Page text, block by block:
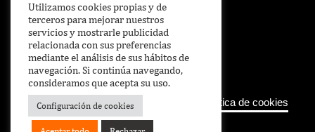
Aviso legal– Política de Privacidad Política de cookies
Utilizamos cookies propias y de
terceros para mejorar nuestros
servicios y mostrarle publicidad
relacionada con sus preferencias
mediante el análisis de sus hábitos de
navegación. Si continúa navegando,
consideramos que acepta su uso.
Configuración de cookies